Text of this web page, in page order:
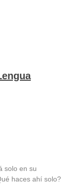
solo en su
haces ahí solo?